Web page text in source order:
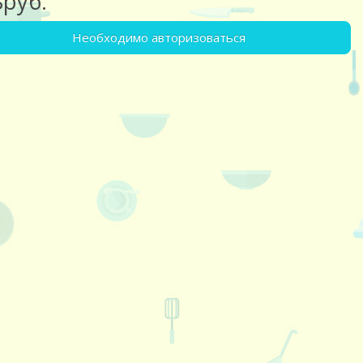
Необходимо авторизоваться